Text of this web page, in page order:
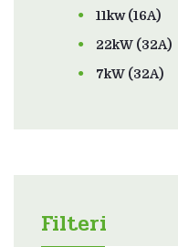
11kw (16A)
22kW (32A)
7kW (32A)
Filteri